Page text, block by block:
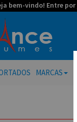
bem-vindo! Entre por
MARCAS